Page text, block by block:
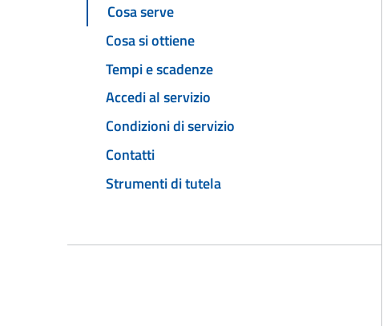
Cosa serve
Cosa si ottiene
Tempi e scadenze
Accedi al servizio
Condizioni di servizio
Contatti
Strumenti di tutela